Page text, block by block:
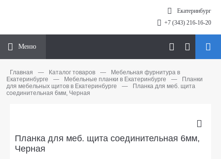
Екатеринбург
+7 (343) 216-16-20
Меню
Главная — Каталог товаров —
Мебельная фурнитура в
Екатеринбурге
— Мебельные планки в Екатеринбурге —
Планки
для мебельных щитов в Екатеринбурге
—
Планка для меб. щита
соединительная 6мм, Черная
Планка для меб. щита соединительная 6мм,
Черная